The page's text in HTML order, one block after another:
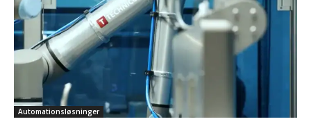
Automationsløsninger